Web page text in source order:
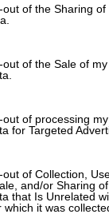
visit or usage
to Google and
specified
out of the Sharing of
out of the Sale of my
out of processing my
for Targeted
of Collection,
and/or Sharing
that Is Unrelated
it was
που
σήμερα, η
καταστολή
άσκηση
άλλους
900
άνθρωποι